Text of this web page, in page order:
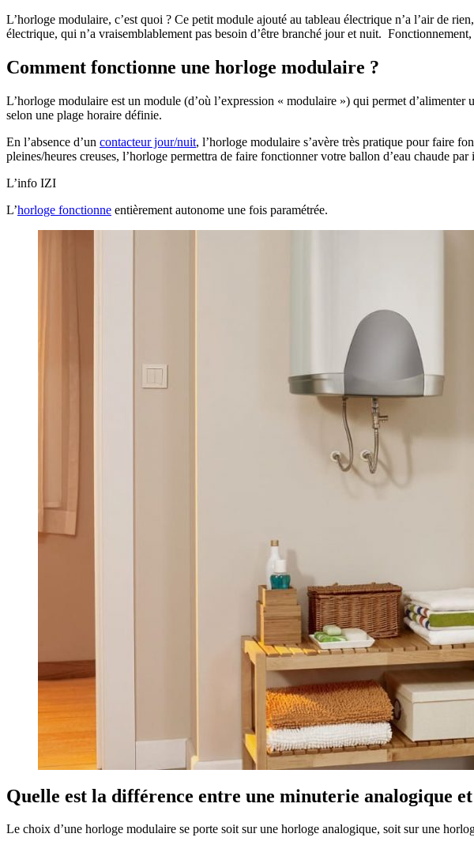
L’horloge modulaire, c’est quoi ? Ce petit module ajouté au tableau électrique n’a l’air de
électrique, qui n’a vraisemblablement pas besoin d’être branché jour et nuit.
Comment fonctionne une horloge modulaire ?
L’horloge modulaire est un module (d’où l’expression « modulaire ») qui permet
selon une plage horaire définie.
En l’absence d’un contacteur jour/nuit, l’horloge modulaire s’avère très pratique pour faire
pleines/heures creuses, l’horloge permettra de faire fonctionner votre ballon d’eau chaude
L’info IZI
L’horloge fonctionne entièrement autonome une fois paramétrée.
Quelle est la différence entre une minuterie analogique
Le choix d’une horloge modulaire se porte soit sur une horloge analogique, soit sur une